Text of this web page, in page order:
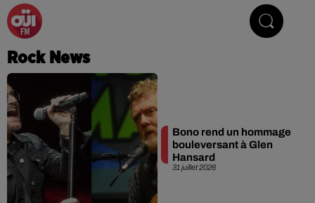
Rock News
31 juillet 2026
Bono rend un hommage
bouleversant à Glen
Hansard